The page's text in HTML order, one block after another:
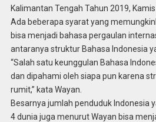
Kalimantan Tengah Tahun 2019,
Ada beberapa syarat yang
bisa menjadi bahasa pergaulan
antaranya struktur Bahasa Indonesia
“Salah satu keunggulan Bahasa
dan dipahami oleh siapa pun karena
rumit,” kata Wayan.
Besarnya jumlah penduduk Indonesia
4 dunia juga menurut Wayan bisa